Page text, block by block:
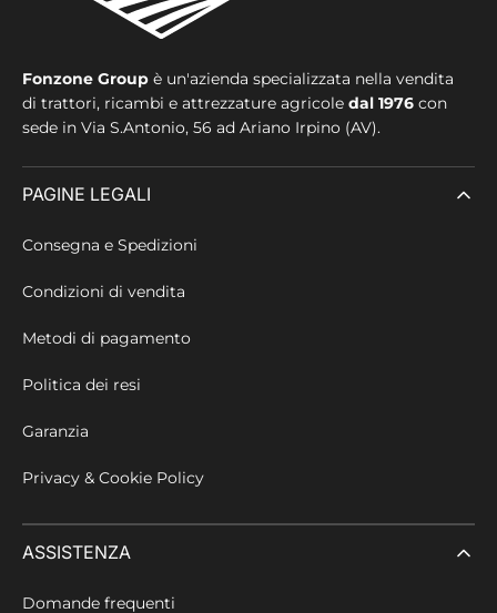
Fonzone Group è un'azienda specializzata nella vendita
di trattori, ricambi e attrezzature agricole dal 1976 con
sede in Via S.Antonio, 56 ad Ariano Irpino (AV).
PAGINE LEGALI
Consegna e Spedizioni
Condizioni di vendita
Metodi di pagamento
Politica dei resi
Garanzia
Privacy & Cookie Policy
ASSISTENZA
Domande frequenti